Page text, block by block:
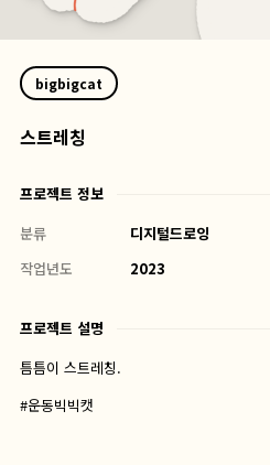
bigbigcat
스트레칭
프로젝트 정보
분류
디지털드로잉
작업년도
2023
프로젝트 설명
틈틈이 스트레칭.
#운동빅빅캣